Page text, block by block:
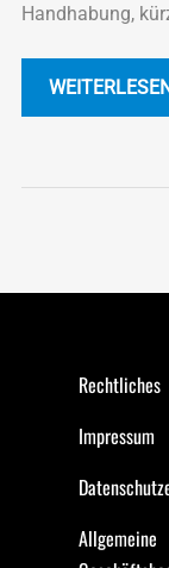
Handhabung,
Rechtliches
Impressum
Allgemeine